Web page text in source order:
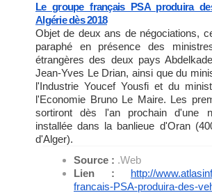
Le groupe français PSA produira
Algérie dès 2018
Objet de deux ans de négociations,
paraphé en présence des
étrangères des deux pays
Jean-Yves Le Drian, ainsi que du
l'Industrie Youcef Yousfi et du
l'Economie Bruno Le Maire. Les
sortiront dès l'an prochain d'une
installée dans la banlieue d'Oran
d'Alger).
Source : .Web
Lien : http://
francais-PSA-produira-des-